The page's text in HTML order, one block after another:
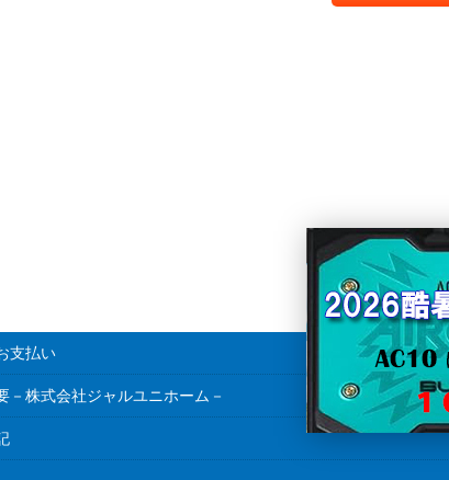
支払い
－株式会社ジャルユニホーム－